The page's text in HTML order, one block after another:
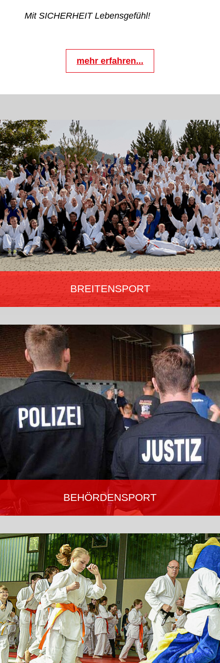
Mit SICHERHEIT Lebensgefühl!
mehr erfahren...
BREITENSPORT
Training für körperliche Fitness, Steigerung, Verbesserung des
Selbstwertgefühls sowie der eigenen Sicherheit. Angebote zur
Gewaltprävention, Selbstbehauptung und Selbstverteidigung in
über 1.000 Vereinen Deutschlands für jedes Alter von 6 bis 66+.
Mehr erfahren…
BEHÖRDENSPORT
Ausdauer, Schnelligkeit und Körperbeherrschung. Für das
dienstliche Einsatztraining werden Selbstbewusstsein, die eigene
Leistungsfähigkeit und zugleich das Bewusstsein für den eigenen
Körper und die Gesundheit gestärkt.
Mehr erfahren…